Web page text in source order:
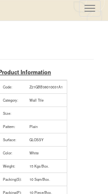
Information
Code: Z21GBB38010031A1
Category: Wall Tile
Size:
Pattern: Plain
Surface: GLOSSY
Color: White
Weight: 15 Kgs/Box.
Packing(S): 10 Sqm/Box.
Packing(P): 10 Piece/Box.